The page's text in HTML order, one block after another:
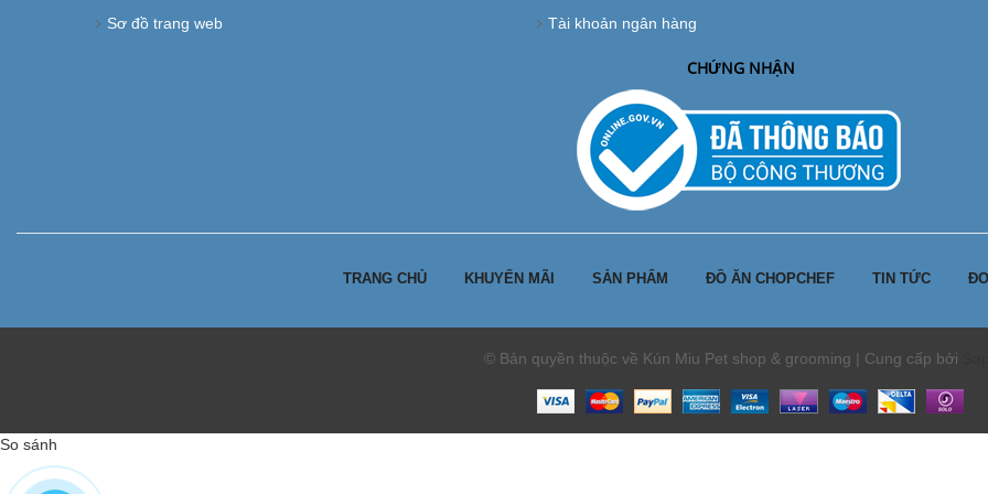
Sơ đồ trang web
Tài khoản ngân hàng
CHỨNG NHẬN
TRANG CHỦ KHUYẾN MÃI SẢN PHẨM ĐỒ ĂN CHOPCHEF TIN TỨC
© Bản quyền thuộc về Kún Miu Pet shop & grooming | Cung cấp bởi
So sánh